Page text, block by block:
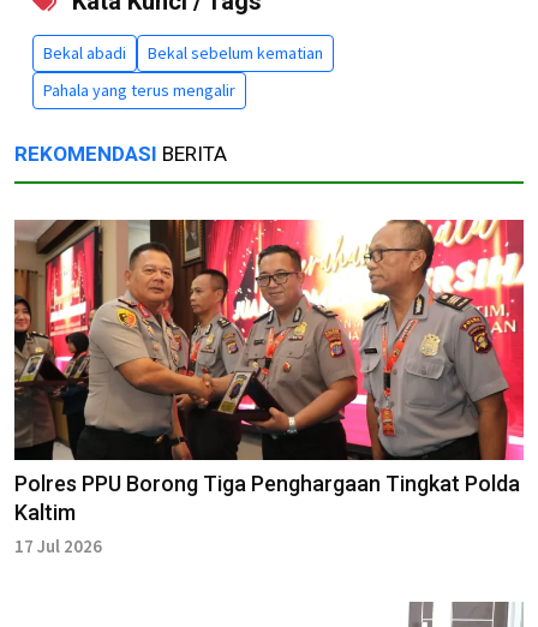
Bekal abadi
Bekal sebelum kematian
Pahala yang terus mengalir
REKOMENDASI BERITA
Polres PPU Borong Tiga Penghargaan Tingkat Polda
Kaltim
17 Jul 2026